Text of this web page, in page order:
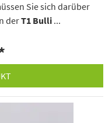
Sie sich darüber
derT1 Bulli ...